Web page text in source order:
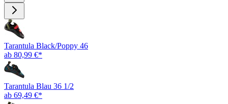
Tarantula Black/Poppy 46
ab 80,99 €*
Tarantula Blau 36 1/2
ab 69,49 €*